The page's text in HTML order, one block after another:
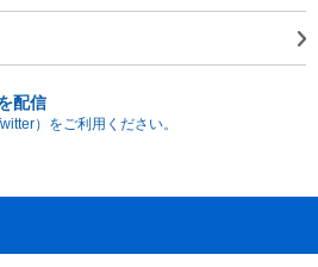
配信
）をご利用ください。